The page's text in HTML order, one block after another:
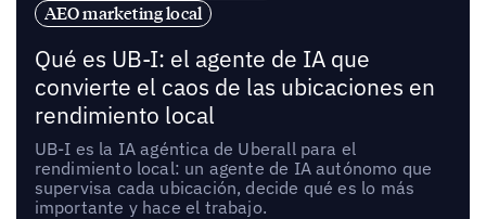
AEO marketing local
Qué es UB-I: el agente de IA que
convierte el caos de las ubicaciones en
rendimiento local
UB-I es la IA agéntica de Uberall para el
rendimiento local: un agente de IA autónomo que
supervisa cada ubicación, decide qué es lo más
importante y hace el trabajo.